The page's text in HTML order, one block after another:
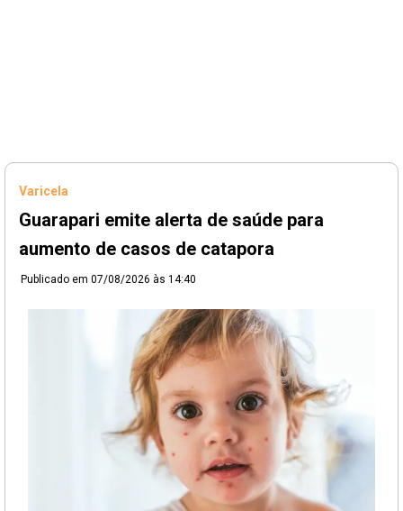
Varicela
Guarapari emite alerta de saúde para
aumento de casos de catapora
Publicado em 07/08/2026 às 14:40